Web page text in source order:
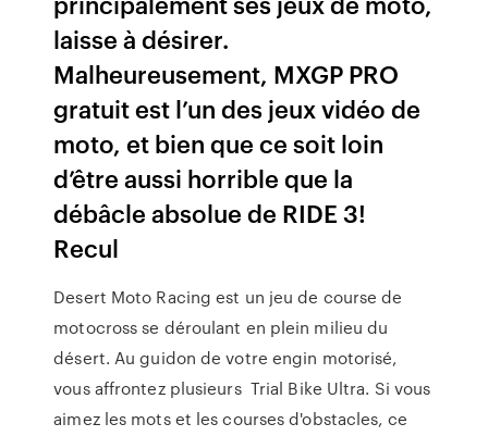
laisse à désirer.
Malheureusement, MXGP PRO
gratuit est l’un des jeux vidéo de
moto, et bien que ce soit loin
d’être aussi horrible que la
débâcle absolue de RIDE 3!
Recul
Desert Moto Racing est un jeu de course de
motocross se déroulant en plein milieu du
désert. Au guidon de votre engin motorisé,
vous affrontez plusieurs Trial Bike Ultra. Si vous
aimez les mots et les courses d'obstacles, ce